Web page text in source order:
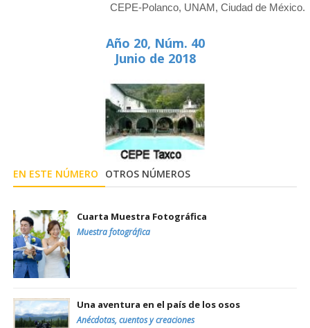
CEPE-Polanco, UNAM, Ciudad de México.
Año 20, Núm. 40
Junio de 2018
EN ESTE NÚMERO OTROS NÚMEROS
Cuarta Muestra Fotográfica
Muestra fotográfica
Una aventura en el país de los osos
Anécdotas, cuentos y creaciones